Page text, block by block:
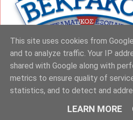
ΦΟΥΝΤΑΣ
This site uses cookies from
and to analyze traffic. Your IP
shared with Google along with
metrics to ensure quality of
statistics, and to detect and
LEARN MORE